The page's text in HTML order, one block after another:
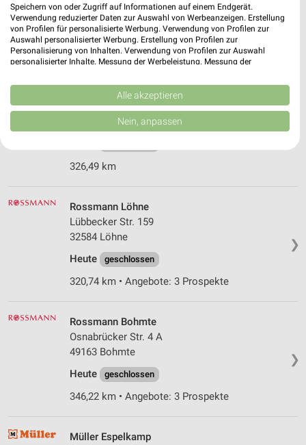
32139 Spenge
Heute geschlossen
337,07 km • Angebote: 3 Prospekte
❯
dm Hiddenhausen
Löhner Straße 313
32120 Hiddenhausen
326,49 km
❯
Rossmann Löhne
Lübbecker Str. 159
32584 Löhne
Heute
geschlossen
320,74 km • Angebote: 3 Prospekte
❯
Rossmann Bohmte
Osnabrücker Str. 4 A
49163 Bohmte
Heute
geschlossen
346,22 km • Angebote: 3 Prospekte
Müller Espelkamp
Speichern von oder Zugriff auf Informationen auf einem Endgerät.
Verwendung reduzierter Daten zur Auswahl von Werbeanzeigen. Erstellung
von Profilen für personalisierte Werbung. Verwendung von Profilen zur
Auswahl personalisierter Werbung. Erstellung von Profilen zur
Personalisierung von Inhalten. Verwendung von Profilen zur Auswahl
personalisierter Inhalte. Messung der Werbeleistung. Messung der
Kombinationen von Daten aus verschiedenen Quellen. Entwicklung und
Verbesserung der Angebote. Verwendung reduzierter Daten zur Auswahl
von Inhalten.
Daten können außerhalb der Europäischen Union weitergegeben und in die
USA gesendet werden.
Website/App.
Partnerliste anzeigen (1 IAB-Anbieter)
IAB-Verarbeitungszwecke:
Speichern von oder Zugriff auf Informationen
auf einem Endgerät
Verwendung reduzierter Daten zur Auswahl von
Werbeanzeigen
Werbung
Verwendung von Profilen zur Auswahl
personalisierter Werbung
Erstellung von Profilen zur Personalisierung
von Inhalten
personalisierter Inhalte
Alle akzeptieren
Nein, anpassen